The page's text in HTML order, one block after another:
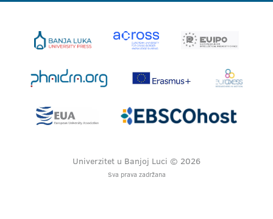
Univerzitet u Banjoj Luci © 2026
Sva prava zadržana